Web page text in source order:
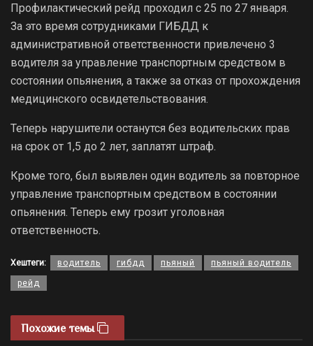
Профилактический рейд проходил с 25 по 27 января.
За это время сотрудниками ГИБДД к
административной ответственности привлечено 3
водителя за управление транспортным средством в
состоянии опьянения, а также за отказ от прохождения
медицинского освидетельствования.
Теперь нарушители останутся без водительских прав
на срок от 1,5 до 2 лет, заплатят штраф.
Кроме того, был выявлен один водитель за повторное
управление транспортным средством в состоянии
опьянения. Теперь ему грозит уголовная
ответственность.
Хештеги: водитель гибдд пьяный пьяный водитель
рейд
Похожие темы